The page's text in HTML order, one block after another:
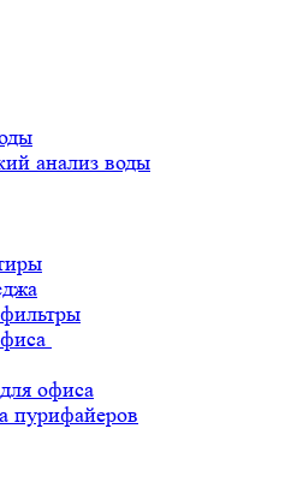
анализ воды
офиса
пурифайеров